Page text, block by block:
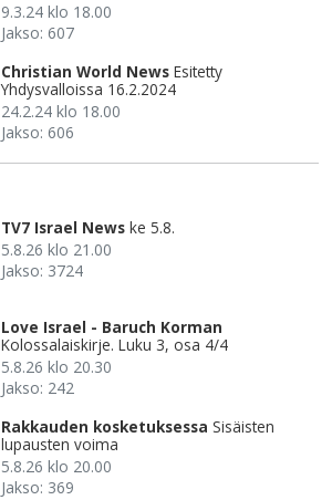
9.3.24 klo 18.00
Jakso: 607
Christian World News Esitetty
Yhdysvalloissa 16.2.2024
24.2.24 klo 18.00
Jakso: 606
TV7 Israel News ke 5.8.
5.8.26 klo 21.00
Jakso: 3724
Love Israel - Baruch Korman
Kolossalaiskirje. Luku 3, osa 4/4
5.8.26 klo 20.30
Jakso: 242
Rakkauden kosketuksessa Sisäisten
lupausten voima
5.8.26 klo 20.00
Jakso: 369